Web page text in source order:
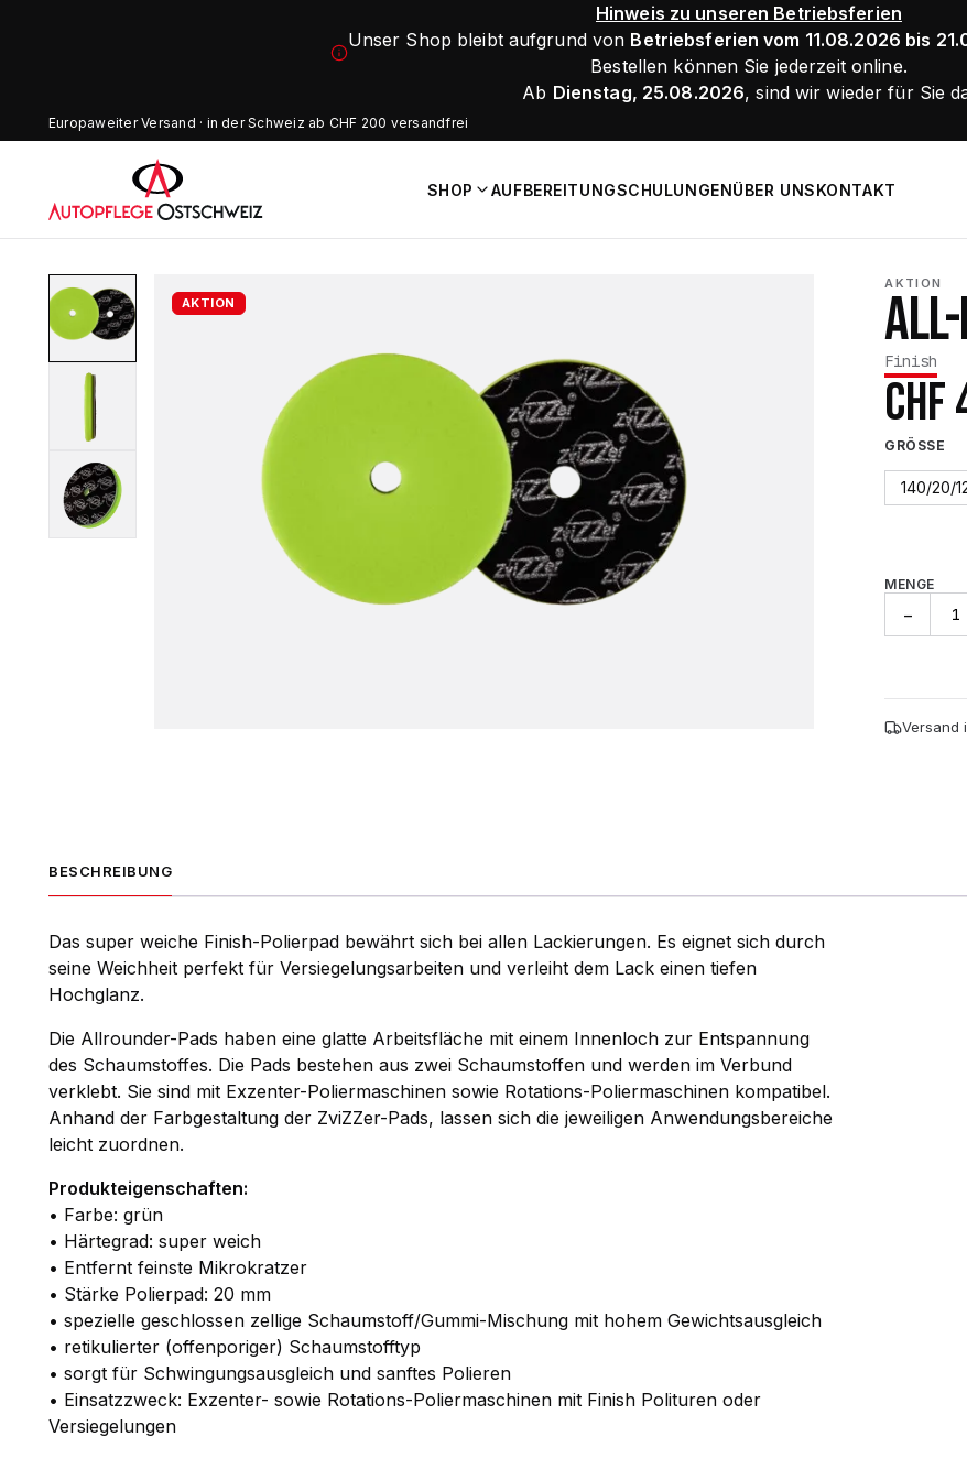
Hinweis zu unseren Betriebsferien
Unser Shop bleibt aufgrund von Betriebsferien vom 11.08.2026 bis
Bestellen können Sie jederzeit online.
Ab Dienstag, 25.08.2026, sind wir wieder für Sie
Europaweiter Versand · in der Schweiz ab CHF 200 versandfrei
SHOP AUFBEREITUNGSCHULUNGENÜBER UNSKONTAKT
AKTION
AKTION
Finish
CHF
GRÖSSE
140/20/
MENGE
−
Weich
Menge
Versand
BESCHREIBUNG
Das super weiche Finish-Polierpad bewährt sich bei allen Lackierungen. Es eignet sich durch
seine Weichheit perfekt für Versiegelungsarbeiten und verleiht dem Lack einen tiefen
Hochglanz.
Die Allrounder-Pads haben eine glatte Arbeitsfläche mit einem Innenloch zur Entspannung
des Schaumstoffes. Die Pads bestehen aus zwei Schaumstoffen und werden im Verbund
verklebt. Sie sind mit Exzenter-Poliermaschinen sowie Rotations-Poliermaschinen kompatibel.
Anhand der Farbgestaltung der ZviZZer-Pads, lassen sich die jeweiligen Anwendungsbereiche
leicht zuordnen.
Produkteigenschaften:
• Farbe: grün
• Härtegrad: super weich
• Entfernt feinste Mikrokratzer
• Stärke Polierpad: 20 mm
• spezielle geschlossen zellige Schaumstoff/Gummi-Mischung mit hohem Gewichtsausgleich
• retikulierter (offenporiger) Schaumstofftyp
• sorgt für Schwingungsausgleich und sanftes Polieren
• Einsatzzweck: Exzenter- sowie Rotations-Poliermaschinen mit Finish Polituren oder
Versiegelungen